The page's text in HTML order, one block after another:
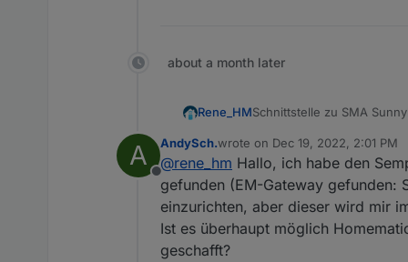
about a month later
Rene_HMSchnittstelle zu SMA
Fügt eure Geräte von
und somit bessere
werden. Bei
Sonnenenergie wieder
SunnyPortal / SHM
das SunnyPortal
Der Adapter ist soweit,
Features:
A
Offline
AndySch.wrote on Dec 19, 2022, 2:01 PM
last edited by
@rene_hm Hallo, ich habe den
gefunden (EM-Gateway gefunden:
einzurichten, aber dieser wird mir
Ist es überhaupt möglich
geschafft?